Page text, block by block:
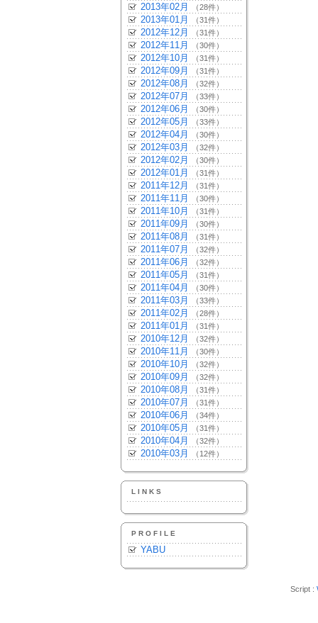
2013年02月 （28件）
2013年01月 （31件）
2012年12月 （31件）
2012年11月 （30件）
2012年10月 （31件）
2012年09月 （31件）
2012年08月 （32件）
2012年07月 （33件）
2012年06月 （30件）
2012年05月 （33件）
2012年04月 （30件）
2012年03月 （32件）
2012年02月 （30件）
2012年01月 （31件）
2011年12月 （31件）
2011年11月 （30件）
2011年10月 （31件）
2011年09月 （30件）
2011年08月 （31件）
2011年07月 （32件）
2011年06月 （32件）
2011年05月 （31件）
2011年04月 （30件）
2011年03月 （33件）
2011年02月 （28件）
2011年01月 （31件）
2010年12月 （32件）
2010年11月 （30件）
2010年10月 （32件）
2010年09月 （32件）
2010年08月 （31件）
2010年07月 （31件）
2010年06月 （34件）
2010年05月 （31件）
2010年04月 （32件）
2010年03月 （12件）
LINKS
PROFILE
YABU
Script :